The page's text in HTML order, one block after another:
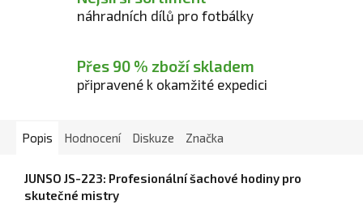
náhradních dílů pro fotbálky
Přes 90 % zboží skladem
připravené k okamžité expedici
Popis Hodnocení Diskuze Značka
JUNSO JS-223: Profesionální šachové hodiny pro
skutečné mistry